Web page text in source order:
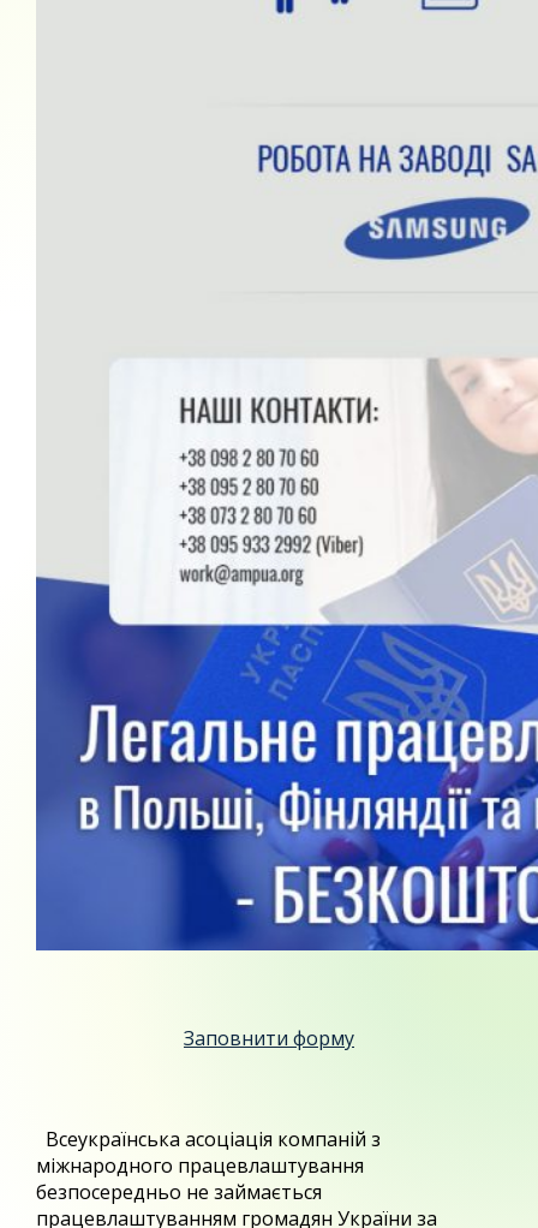
Заповнити форму
Всеукраїнська асоціація компаній з
міжнародного працевлаштування
безпосередньо не займається
працевлаштуванням громадян України за